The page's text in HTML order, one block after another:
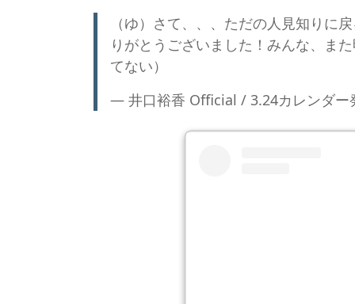
（ゆ）さて、、、ただの人見知りに
りがとうございました！みんな、ま
てない）
— 井口裕香 Official / 3.24カレンダ